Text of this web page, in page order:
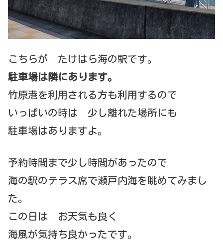
こちらが たけはら海の駅です。
駐車場は隣にあります。
竹原港を利用される方も利用するので
いっぱいの時は 少し離れた場所にも
駐車場はありますよ。
予約時間まで少し時間があったので
海の駅のテラス席で瀬戸内海を眺めてみまし
た。
この日は お天気も良く
海風が気持ち良かったです。